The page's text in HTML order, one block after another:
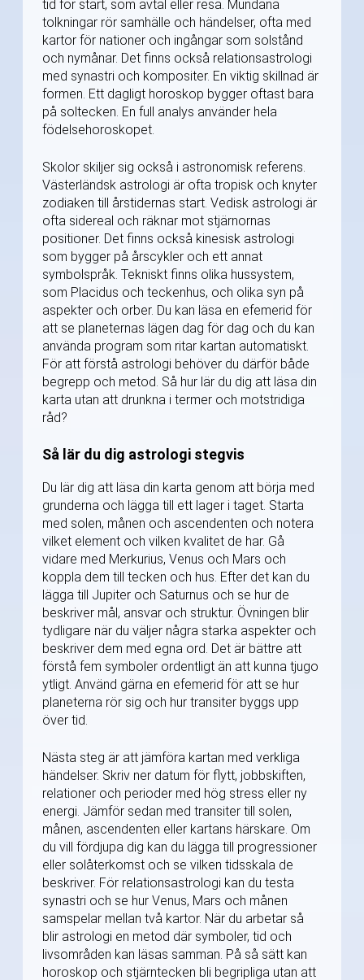
tid för start, som avtal eller resa. Mundana
tolkningar rör samhälle och händelser, ofta med
kartor för nationer och ingångar som solstånd
och nymånar. Det finns också relationsastrologi
med synastri och kompositer. En viktig skillnad är
formen. Ett dagligt horoskop bygger oftast bara
på soltecken. En full analys använder hela
födelsehoroskopet.
Skolor skiljer sig också i astronomisk referens.
Västerländsk astrologi är ofta tropisk och knyter
zodiaken till årstidernas start. Vedisk astrologi är
ofta sidereal och räknar mot stjärnornas
positioner. Det finns också kinesisk astrologi
som bygger på årscykler och ett annat
symbolspråk. Tekniskt finns olika hussystem,
som Placidus och teckenhus, och olika syn på
aspekter och orber. Du kan läsa en efemerid för
att se planeternas lägen dag för dag och du kan
använda program som ritar kartan automatiskt.
För att förstå astrologi behöver du därför både
begrepp och metod. Så hur lär du dig att läsa din
karta utan att drunkna i termer och motstridiga
råd?
Så lär du dig astrologi stegvis
Du lär dig att läsa din karta genom att börja med
grunderna och lägga till ett lager i taget. Starta
med solen, månen och ascendenten och notera
vilket element och vilken kvalitet de har. Gå
vidare med Merkurius, Venus och Mars och
koppla dem till tecken och hus. Efter det kan du
lägga till Jupiter och Saturnus och se hur de
beskriver mål, ansvar och struktur. Övningen blir
tydligare när du väljer några starka aspekter och
beskriver dem med egna ord. Det är bättre att
förstå fem symboler ordentligt än att kunna tjugo
ytligt. Använd gärna en efemerid för att se hur
planeterna rör sig och hur transiter byggs upp
över tid.
Nästa steg är att jämföra kartan med verkliga
händelser. Skriv ner datum för flytt, jobbskiften,
relationer och perioder med hög stress eller ny
energi. Jämför sedan med transiter till solen,
månen, ascendenten eller kartans härskare. Om
du vill fördjupa dig kan du lägga till progressioner
eller solåterkomst och se vilken tidsskala de
beskriver. För relationsastrologi kan du testa
synastri och se hur Venus, Mars och månen
samspelar mellan två kartor. När du arbetar så
blir astrologi en metod där symboler, tid och
livsområden kan läsas samman. På så sätt kan
horoskop och stjärntecken bli begripliga utan att